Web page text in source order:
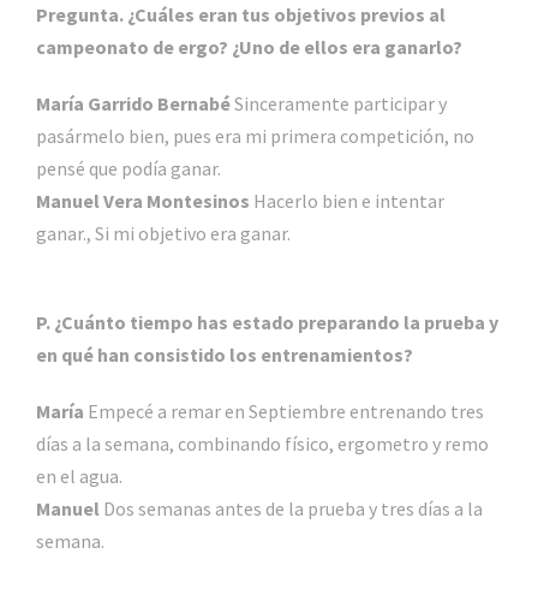
Pregunta. ¿Cuáles eran tus objetivos previos al
campeonato de ergo? ¿Uno de ellos era ganarlo?
María Garrido BernabéSinceramente participar y
pasármelo bien, pues era mi primera competición, no
pensé que podía ganar.
Manuel Vera Montesinos Hacerlo bien e intentar
ganar., Si mi objetivo era ganar.
P. ¿Cuánto tiempo has estado preparando la prueba y
en qué han consistido los entrenamientos?
María Empecé a remar en Septiembre entrenando tres
días a la semana, combinando físico, ergometro y remo
en el agua.
Manuel Dos semanas antes de la prueba y tres días a la
semana.